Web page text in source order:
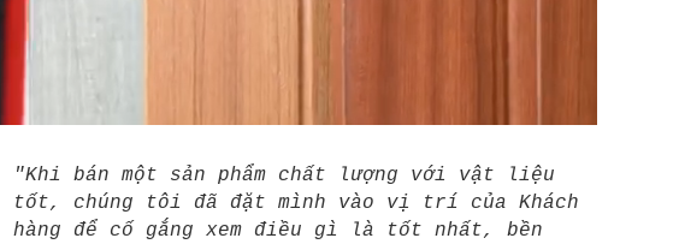
"Khi bán một sản phẩm chất lượng với vật liệu
tốt, chúng tôi đã đặt mình vào vị trí của Khách
hàng để cố gắng xem điều gì là tốt nhất, bền